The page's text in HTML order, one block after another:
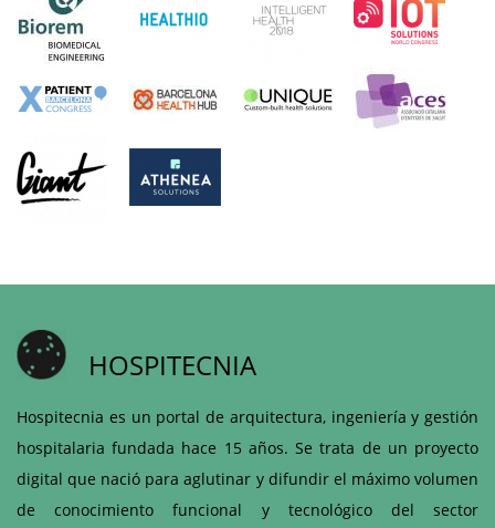
HOSPITECNIA
Hospitecnia es un portal de arquitectura, ingeniería y gestión
hospitalaria fundada hace 15 años. Se trata de un proyecto
digital que nació para aglutinar y difundir el máximo volumen
de conocimiento funcional y tecnológico del sector